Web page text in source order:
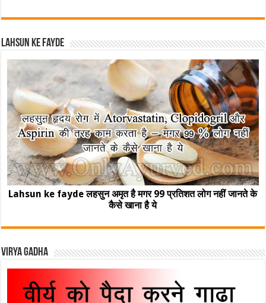
Lahsun ke fayde
Lahsun ke fayde लहसुन अमृत है मगर 99 प्रतिशत लोग नहीं जानते के
कैसे खाना है ये
Virya Gadha